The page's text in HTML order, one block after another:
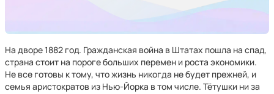
На дворе 1882 год. Гражданская война в Штатах пошла на спад,
страна стоит на пороге больших перемен и роста экономики.
Не все готовы к тому, что жизнь никогда не будет прежней, и
семья аристократов из Нью-Йорка в том числе. Тётушки ни за